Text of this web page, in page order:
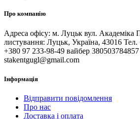
Про компанію
Адреса офісу: м. Луцьк вул. Академіка
листування: Луцьк, Україна, 43016
+380 97 233-98-49 вайбер
stakentgugl@gmail.com
Інформація
Відправити повідомлення
Про нас
Доставка і оплата